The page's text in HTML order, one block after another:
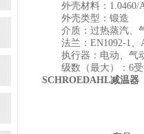
外壳材料：1.0460/
外壳类型：锻造
介质：过热蒸汽、
法兰：EN1092-1、
执行器：电动、气动
级数（最大）：6受
SCHROEDAHL减温器